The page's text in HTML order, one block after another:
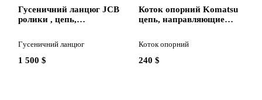
Гусеничний ланцюг JCB
ролики , цепь,
екскаватора JCB
130,160,180,220,240,260,290,330
1 500 $
Гусеничний ланцюг
Коток опорний Komatsu
цепь, направляющие
Komatsu
160,180,210,240,260,290,340
240 $
Коток опорний